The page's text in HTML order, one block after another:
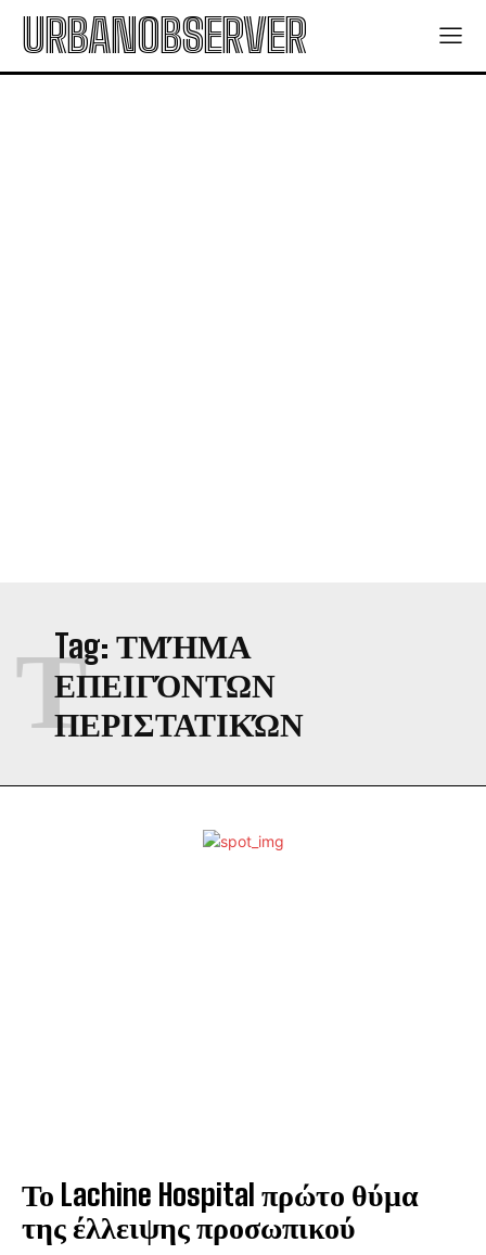
URBANOBSERVER
Tag: ΤΜΉΜΑ
ΕΠΕΙΓΌΝΤΩΝ
ΠΕΡΙΣΤΑΤΙΚΏΝ
Τ
Το Lachine Hospital πρώτο θύμα
της έλλειψης προσωπικού